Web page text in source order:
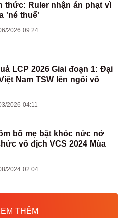
thức: Ruler nhận án phạt vì
'né thuế'
2026 09:24
LCP 2026 Giai đoạn 1: Đại
Nam TSW lên ngôi vô
2026 04:11
bố mẹ bật khóc nức nở
vô địch VCS 2024 Mùa
2024 02:04
THÊM